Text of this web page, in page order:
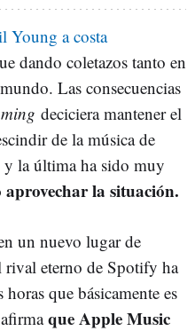
Young a costa
dando coletazos tanto en
Las consecuencias
deciciera mantener el
de la música de
y la última ha sido muy
la situación.
un nuevo lugar de
eterno de Spotify ha
que básicamente es
que Apple Music